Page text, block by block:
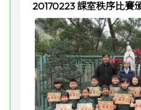
20170223 課室秩序比賽
週